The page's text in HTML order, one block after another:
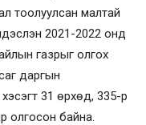
тоолуулсан малтай
2021-2022 онд
газрыг олгох
даргын
31 өрхөд, 335-р
олгосон байна.